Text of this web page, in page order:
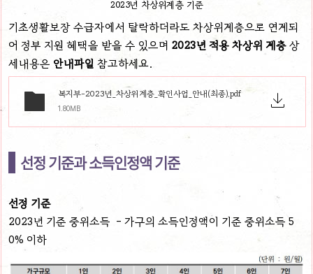
2023년 차상위계층 기준
기초생활보장 수급자에서 탈락하더라도 차상위계층으로 연계되
어 정부 지원 혜택을 받을 수 있으며 2023년 적용 차상위 계층 상
세내용은 안내파일 참고하세요.
복지부-2023년_차상위계층_확인사업_안내(최종).pdf
1.80MB
선정 기준과 소득인정액 기준
선정 기준
2023년 기준 중위소득 - 가구의 소득인정액이 기준 중위소득 5
0% 이하